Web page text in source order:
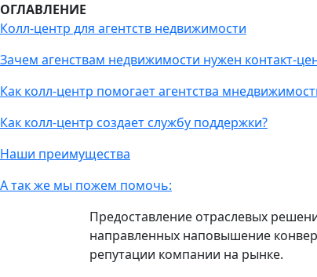
ОГЛАВЛЕНИЕ
Колл-центр для агентств недвижимости
Зачем агенствам недвижимости нужен контакт-
Как колл-центр помогает агентства
Как колл-центр создает службу поддержки?
Наши преимущества
А так же мы пожем помочь:
Предоставление отраслевых
направленных наповышение
репутации компании на рынке.